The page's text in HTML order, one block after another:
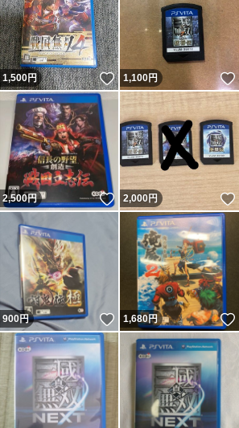
いいね！
1,500円 いいね！
1,100円
いいね！
2,500円 いいね！
2,000円
いいね！
900円 いいね！
1,680円